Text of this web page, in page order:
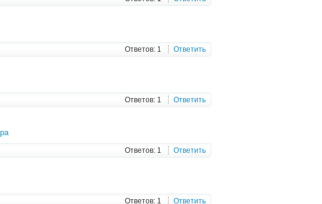
Ответов: 1 Ответить
Ответов: 1 Ответить
Ответов: 1 Ответить
Ответов: 1 Ответить